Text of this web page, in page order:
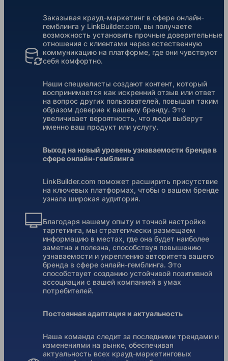
Заказывая крауд-маркетинг в сфере онлайн-
гемблинга у LinkBuilder.com, вы получаете
возможность установить прочные доверительные
отношения с клиентами через естественную
коммуникацию на платформе, где они чувствуют
себя комфортно.
Наши специалисты создают контент, который
воспринимается как искренний отзыв или ответ
на вопрос других пользователей, повышая таким
образом доверие к вашему бренду. Это
увеличивает вероятность, что люди выберут
именно ваш продукт или услугу.
Выход на новый уровень узнаваемости бренда в
сфере онлайн-гемблинга
LinkBuilder.com поможет расширить присутствие
на ключевых платформах, чтобы о вашем бренде
узнала широкая аудитория.
Благодаря нашему опыту и точной настройке
таргетинга, мы стратегически размещаем
информацию в местах, где она будет наиболее
заметна и полезна, способствуя повышению
узнаваемости и укреплению авторитета вашего
бренда в сфере онлайн-гемблинга. Это
способствует созданию устойчивой позитивной
ассоциации с вашей компанией в умах
потребителей.
Постоянная адаптация и актуальность
Наша команда следит за последними трендами и
изменениями на рынке, обеспечивая
актуальность всех крауд-маркетинговых